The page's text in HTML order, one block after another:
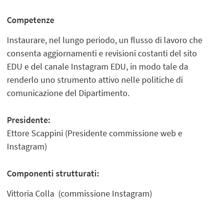
Competenze
Instaurare, nel lungo periodo, un flusso di lavoro che
consenta aggiornamenti e revisioni costanti del sito
EDU e del canale Instagram EDU, in modo tale da
renderlo uno strumento attivo nelle politiche di
comunicazione del Dipartimento.
Presidente:
Ettore Scappini (Presidente commissione web e
Instagram)
Componenti strutturati:
Vittoria Colla (commissione Instagram)